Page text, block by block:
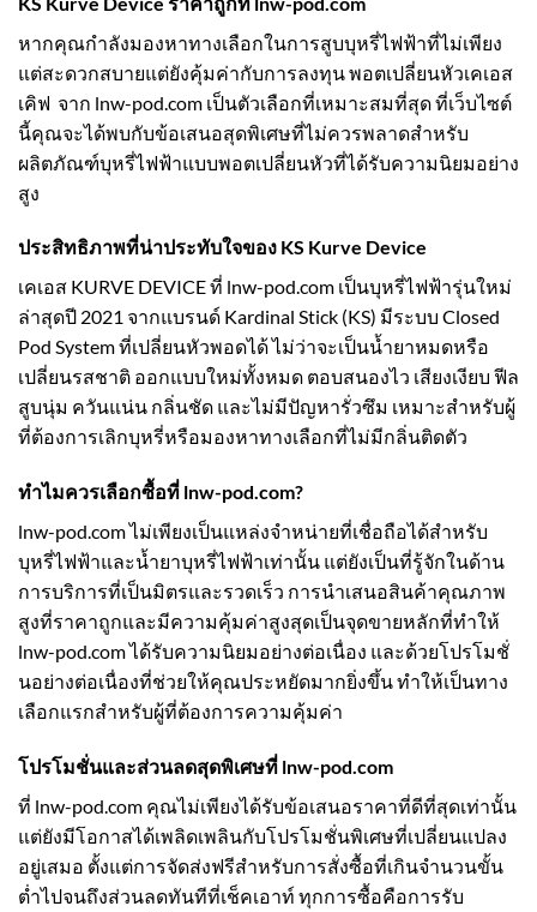
หากคุณกำลังมองหาทางเลือกในการสูบบุหรี่ไฟฟ้าที่ไม่เพียง
แต่สะดวกสบายแต่ยังคุ้มค่ากับการลงทุน พอตเปลี่ยนหัวเคเอส
เคิฟ จาก lnw-pod.com เป็นตัวเลือกที่เหมาะสมที่สุด ที่เว็บไซต์
นี้คุณจะได้พบกับข้อเสนอสุดพิเศษที่ไม่ควรพลาดสำหรับ
ผลิตภัณฑ์บุหรี่ไฟฟ้าแบบพอตเปลี่ยนหัวที่ได้รับความนิยมอย่าง
สูง
ประสิทธิภาพที่น่าประทับใจของ KS Kurve Device
เคเอส KURVE DEVICEที่ lnw-pod.com เป็นบุหรี่ไฟฟ้ารุ่นใหม่
ล่าสุดปี 2021 จากแบรนด์ Kardinal Stick (KS) มีระบบ Closed
Pod System ที่เปลี่ยนหัวพอดได้ ไม่ว่าจะเป็นน้ำยาหมดหรือ
เปลี่ยนรสชาติ ออกแบบใหม่ทั้งหมด ตอบสนองไว เสียงเงียบ ฟีล
สูบนุ่ม ควันแน่น กลิ่นชัด และไม่มีปัญหารั่วซึม เหมาะสำหรับผู้
ที่ต้องการเลิกบุหรี่หรือมองหาทางเลือกที่ไม่มีกลิ่นติดตัว
ทำไมควรเลือกซื้อที่ lnw-pod.com?
lnw-pod.com ไม่เพียงเป็นแหล่งจำหน่ายที่เชื่อถือได้สำหรับ
บุหรี่ไฟฟ้าและน้ำยาบุหรี่ไฟฟ้าเท่านั้น แต่ยังเป็นที่รู้จักในด้าน
การบริการที่เป็นมิตรและรวดเร็ว การนำเสนอสินค้าคุณภาพ
สูงที่ราคาถูกและมีความคุ้มค่าสูงสุดเป็นจุดขายหลักที่ทำให้
lnw-pod.com ได้รับความนิยมอย่างต่อเนื่อง และด้วยโปรโมชั่
นอย่างต่อเนื่องที่ช่วยให้คุณประหยัดมากยิ่งขึ้น ทำให้เป็นทาง
เลือกแรกสำหรับผู้ที่ต้องการความคุ้มค่า
โปรโมชั่นและส่วนลดสุดพิเศษที่ lnw-pod.com
ที่ lnw-pod.com คุณไม่เพียงได้รับข้อเสนอราคาที่ดีที่สุดเท่านั้น
แต่ยังมีโอกาสได้เพลิดเพลินกับโปรโมชั่นพิเศษที่เปลี่ยนแปลง
อยู่เสมอ ตั้งแต่การจัดส่งฟรีสำหรับการสั่งซื้อที่เกินจำนวนขั้น
ต่ำไปจนถึงส่วนลดทันทีที่เช็คเอาท์ ทุกการซื้อคือการรับ